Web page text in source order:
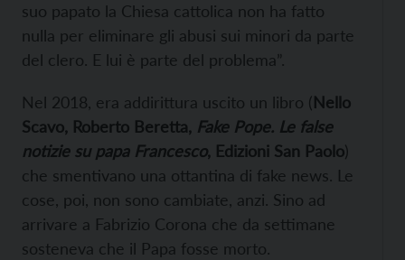
suo papato la Chiesa cattolica non ha fatto
nulla per eliminare gli abusi sui minori da parte
del clero. E lui è parte del problema”.
Nel 2018, era addirittura uscito un libro (Nello
Scavo, Roberto Beretta, Fake Pope. Le false
notizie su papa Francesco, Edizioni San Paolo)
che smentivano una ottantina di fake news. Le
cose, poi, non sono cambiate, anzi. Sino ad
arrivare a Fabrizio Corona che da settimane
sosteneva che il Papa fosse morto.